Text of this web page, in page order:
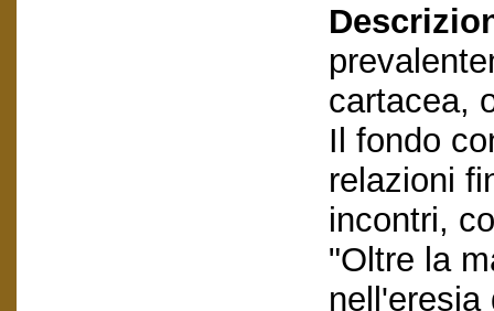
cartacea,
Il fondo
relazioni
incontri,
"Oltre la
nell'eresia